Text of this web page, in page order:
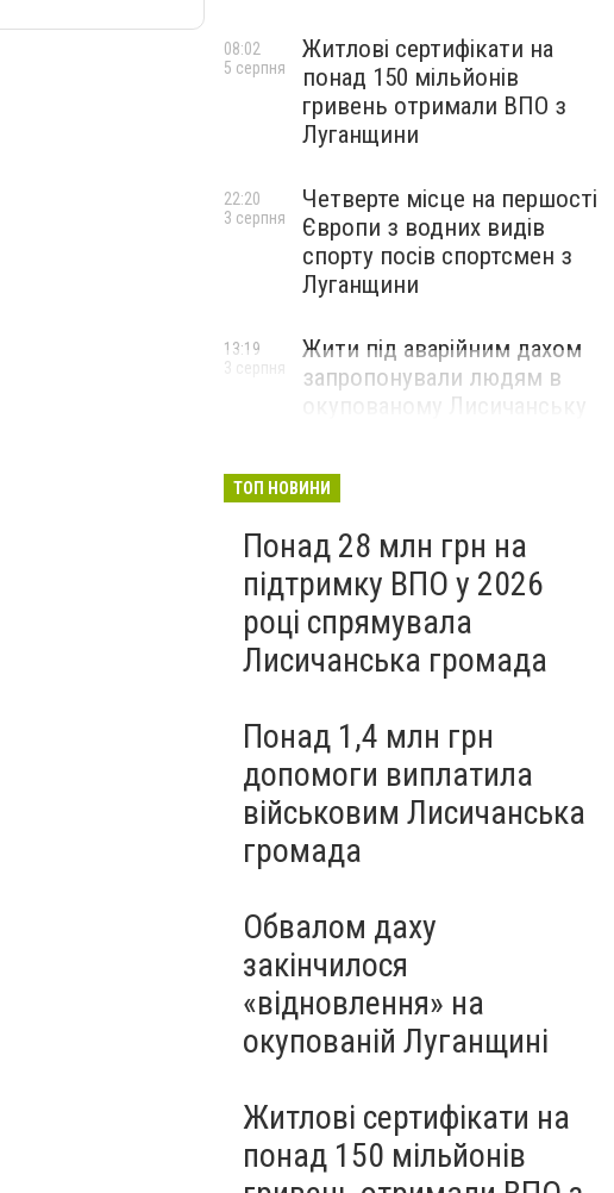
Житлові сертифікати на
понад 150 мільйонів
гривень отримали ВПО з
Луганщини
08:02
5 серпня
Четверте місце на першості
Європи з водних видів
спорту посів спортсмен з
Луганщини
22:20
3 серпня
Жити під аварійним дахом
запропонували людям в
окупованому Лисичанську
13:19
3 серпня
ТОП НОВИНИ
Понад 28 млн грн на
підтримку ВПО у 2026
році спрямувала
Лисичанська громада
Понад 1,4 млн грн
допомоги виплатила
військовим Лисичанська
громада
Обвалом даху
закінчилося
«відновлення» на
окупованій Луганщині
Житлові сертифікати на
понад 150 мільйонів